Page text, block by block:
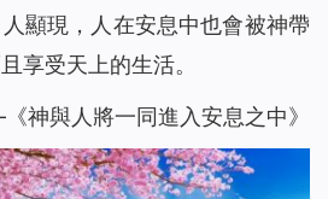
顯現，人在安息中也會被神帶
享受天上的生活。
神與人將一同進入安息之中》